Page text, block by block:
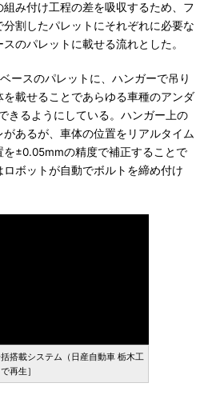
み付け工程の差を吸収するため、フ
割したパレットにそれぞれに必要な
のパレットに載せる流れとした。
ースのパレットに、ハンガーで吊り
を載せることであらゆる車種のアンダ
きるようにしている。ハンガー上の
あるが、車体の位置をリアルタイム
を±0.05mmの精度で補正することで
ボットが自動でボルトを締め付け
搭載システム（日産自動車 栃木工
再生］